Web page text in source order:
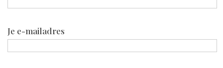
Je e-mailadres